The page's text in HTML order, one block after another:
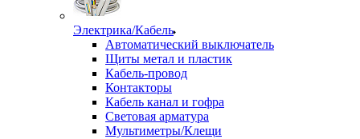
Электрика/Кабель
Автоматический выключатель
Щиты метал и пластик
Кабель-провод
Контакторы
Кабель канал и гофра
Световая арматура
Мультиметры/Клещи